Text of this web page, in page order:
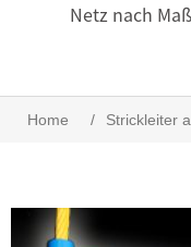
Netz nach Maß
Home / Strickleiter